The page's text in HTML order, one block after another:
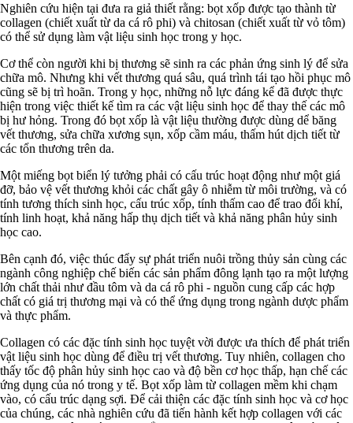
Nghiên cứu hiện tại đưa ra giả thiết rằng: bọt xốp được tạo thành từ
collagen (chiết xuất từ da cá rô phi) và chitosan (chiết xuất từ vỏ tôm)
có thể sử dụng làm vật liệu sinh học trong y học.
Cơ thể còn người khi bị thương sẽ sinh ra các phản ứng sinh lý để sửa
chữa mô. Nhưng khi vết thương quá sâu, quá trình tái tạo hồi phục mô
cũng sẽ bị trì hoãn. Trong y học, những nỗ lực đáng kể đã được thực
hiện trong việc thiết kế tìm ra các vật liệu sinh học để thay thế các mô
bị hư hỏng. Trong đó bọt xốp là vật liệu thường được dùng dể băng
vết thương, sửa chữa xương sụn, xốp cầm máu, thấm hút dịch tiết từ
các tổn thương trên da.
Một miếng bọt biển lý tưởng phải có cấu trúc hoạt động như một giá
đỡ, bảo vệ vết thương khỏi các chất gây ô nhiễm từ môi trường, và có
tính tương thích sinh học, cấu trúc xốp, tính thấm cao để trao đổi khí,
tính linh hoạt, khả năng hấp thụ dịch tiết và khả năng phân hủy sinh
học cao.
Bên cạnh đó, việc thúc đẩy sự phát triển nuôi trồng thủy sản cùng các
ngành công nghiệp chế biến các sản phẩm đông lạnh tạo ra một lượng
lớn chất thải như đầu tôm và da cá rô phi - nguồn cung cấp các hợp
chất có giá trị thương mại và có thể ứng dụng trong ngành dược phẩm
và thực phẩm.
Collagen có các đặc tính sinh học tuyệt vời được ưa thích để phát triển
vật liệu sinh học dùng để điều trị vết thương. Tuy nhiên, collagen cho
thấy tốc độ phân hủy sinh học cao và độ bền cơ học thấp, hạn chế các
ứng dụng của nó trong y tế. Bọt xốp làm từ collagen mềm khi chạm
vào, có cấu trúc dạng sợi. Để cải thiện các đặc tính sinh học và cơ học
của chúng, các nhà nghiên cứu đã tiến hành kết hợp collagen với các